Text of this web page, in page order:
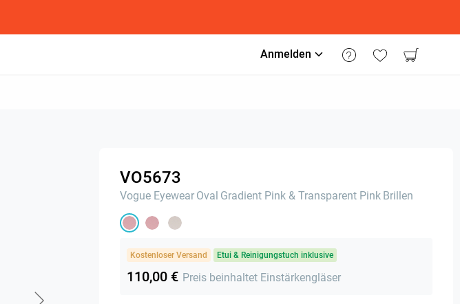
Anmelden
VO5673
Vogue Eyewear Oval Gradient Pink & Transparent Pink Brillen
Kostenloser Versand Etui & Reinigungstuch inklusive
110,00 € Preis beinhaltet Einstärkengläser